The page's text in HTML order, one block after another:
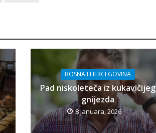
BOSNA I HERCEGOVINA
Pad niskoleteča iz kukavičijeg
gnijezda
8 Januara, 2026